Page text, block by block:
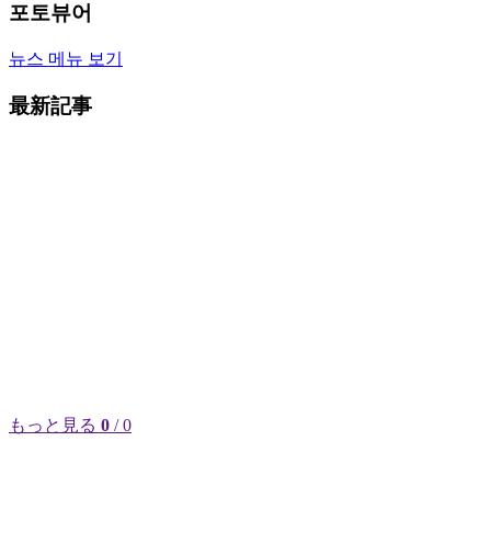
포토뷰어
뉴스 메뉴 보기
最新記事
もっと見る 0 / 0